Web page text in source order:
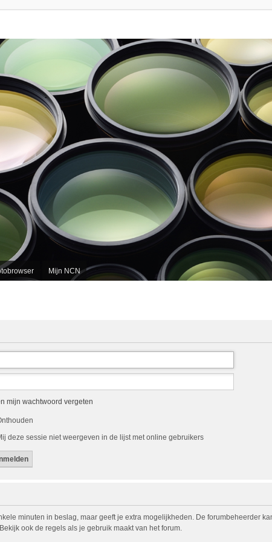
Mijn NCN
mijn wachtwoord vergeten
deze sessie niet weergeven in de lijst met online gebruikers
minuten in beslag, maar geeft je extra mogelijkheden. De forumbeheerder
ook de regels als je gebruik maakt van het forum.